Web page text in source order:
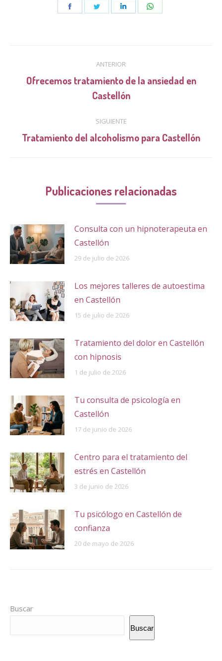
Share
Share
Share
entre
publicaciones
ANTERIOR
Publicación
anterior:
Ofrecemos tratamiento de la ansiedad en
Castellón
SIGUIENTE
Publicación
Tratamiento del alcoholismo para Castellón
Publicaciones relacionadas
Consulta con un hipnoterapeuta en
Castellón
29 de julio de 2026
Los mejores talleres de autoestima
en Castellón
15 de julio de 2026
Tratamiento del dolor en Castellón
con hipnosis
1 de julio de 2026
Tu consulta de psicología en
Castellón
17 de junio de 2026
Centro para el tratamiento del
estrés en Castellón
3 de junio de 2026
Tu psicólogo en Castellón de
confianza
20 de mayo de 2026
Buscar
Buscar